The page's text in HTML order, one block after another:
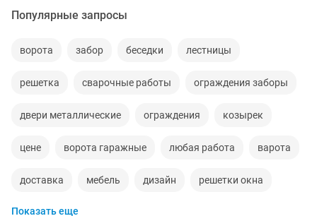
Популярные запросы
ворота забор беседки лестницы
решетка сварочные работы ограждения заборы
двери металлические ограждения козырек
цене ворота гаражные любая работа варота
доставка мебель дизайн решетки окна
ремонт ворот
Показать еще